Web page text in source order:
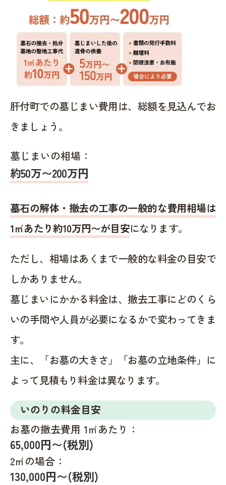
肝付町での墓じまい費用は、総額を見込んでお
きましょう。
墓じまいの相場：
約50万〜200万円
墓石の解体・撤去の工事の一般的な費用相場は
1㎡あたり約10万円〜が目安になります。
ただし、相場はあくまで一般的な料金の目安で
しかありません。
墓じまいにかかる料金は、撤去工事にどのくら
いの手間や人員が必要になるかで変わってきま
す。
主に、「お墓の大きさ」「お墓の立地条件」に
よって見積もり料金は異なります。
いのりの料金目安
お墓の撤去費用 1㎡あたり：
65,000円〜(税別)
2㎡の場合：
130,000円〜(税別)